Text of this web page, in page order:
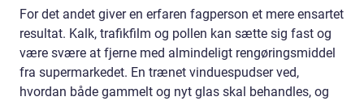
For det andet giver en erfaren fagperson et mere ensartet
resultat. Kalk, trafikfilm og pollen kan sætte sig fast og
være svære at fjerne med almindeligt rengøringsmiddel
fra supermarkedet. En trænet vinduespudser ved,
hvordan både gammelt og nyt glas skal behandles, og